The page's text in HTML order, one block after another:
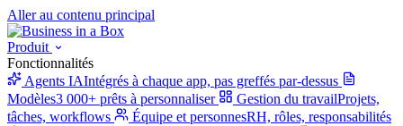
Aller au contenu principal
Produit
Fonctionnalités
Agents IAIntégrés à chaque app, pas greffés par-dessus
Modèles3 000+ prêts à personnaliser Gestion du travailProjets,
tâches, workflows
Équipe et personnesRH, rôles, responsabilités